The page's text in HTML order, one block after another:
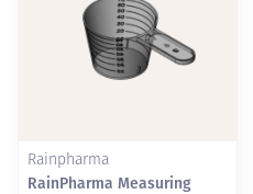
Rainpharma
RainPharma Measuring